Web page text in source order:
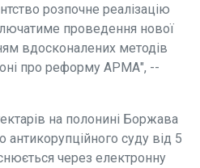
розпочне реалізацію
проведення нової
вдосконалених методів
про реформу АРМА", --
на полонині Боржава
суду від 5
через електронну